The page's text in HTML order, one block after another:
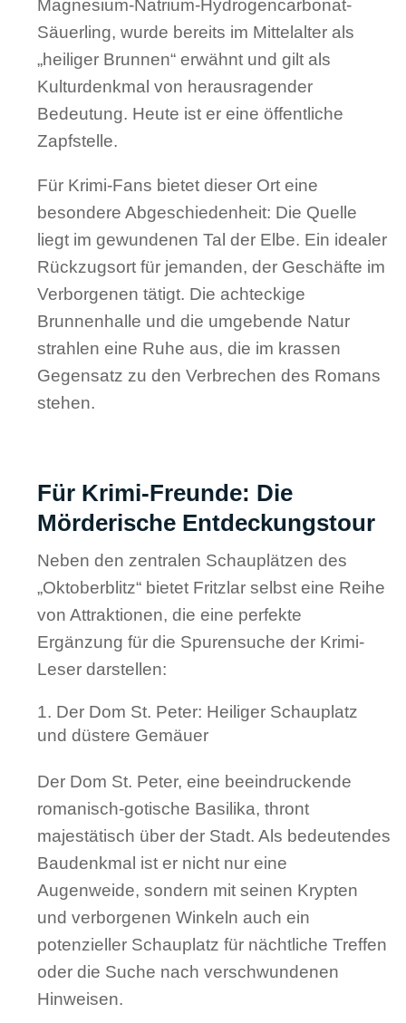
Magnesium-Natrium-Hydrogencarbonat-
Säuerling, wurde bereits im Mittelalter als
„heiliger Brunnen“ erwähnt und gilt als
Kulturdenkmal von herausragender
Bedeutung. Heute ist er eine öffentliche
Zapfstelle.
Für Krimi-Fans bietet dieser Ort eine
besondere Abgeschiedenheit: Die Quelle
liegt im gewundenen Tal der Elbe. Ein idealer
Rückzugsort für jemanden, der Geschäfte im
Verborgenen tätigt. Die achteckige
Brunnenhalle und die umgebende Natur
strahlen eine Ruhe aus, die im krassen
Gegensatz zu den Verbrechen des Romans
stehen.
Für Krimi-Freunde: Die
Mörderische Entdeckungstour
Neben den zentralen Schauplätzen des
„Oktoberblitz“ bietet Fritzlar selbst eine Reihe
von Attraktionen, die eine perfekte
Ergänzung für die Spurensuche der Krimi-
Leser darstellen:
Der Dom St. Peter: Heiliger Schauplatz
und düstere Gemäuer
Der Dom St. Peter, eine beeindruckende
romanisch-gotische Basilika, thront
majestätisch über der Stadt. Als bedeutendes
Baudenkmal ist er nicht nur eine
Augenweide, sondern mit seinen Krypten
und verborgenen Winkeln auch ein
potenzieller Schauplatz für nächtliche Treffen
oder die Suche nach verschwundenen
Hinweisen.